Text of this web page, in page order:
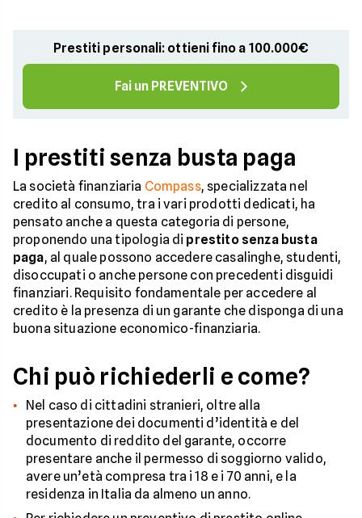
Prestiti personali: ottieni fino a 100.000€
Fai un PREVENTIVO
I prestiti senza busta paga
La società finanziaria Compass, specializzata nel
credito al consumo, tra i vari prodotti dedicati, ha
pensato anche a questa categoria di persone,
proponendo una tipologia di prestito senza busta
paga, al quale possono accedere casalinghe, studenti,
disoccupati o anche persone con precedenti disguidi
finanziari. Requisito fondamentale per accedere al
credito è la presenza di un garante che disponga di una
buona situazione economico-finanziaria.
Chi può richiederli e come?
Nel caso di cittadini stranieri, oltre alla
presentazione dei documenti d’identità e del
documento di reddito del garante, occorre
presentare anche il permesso di soggiorno valido,
avere un’età compresa tra i 18 e i 70 anni, e la
residenza in Italia da almeno un anno.